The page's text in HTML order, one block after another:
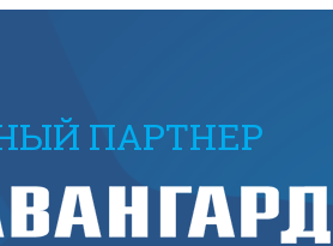
ПАРТНЕР